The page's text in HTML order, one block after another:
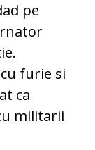
pe
furie si
ca
militarii